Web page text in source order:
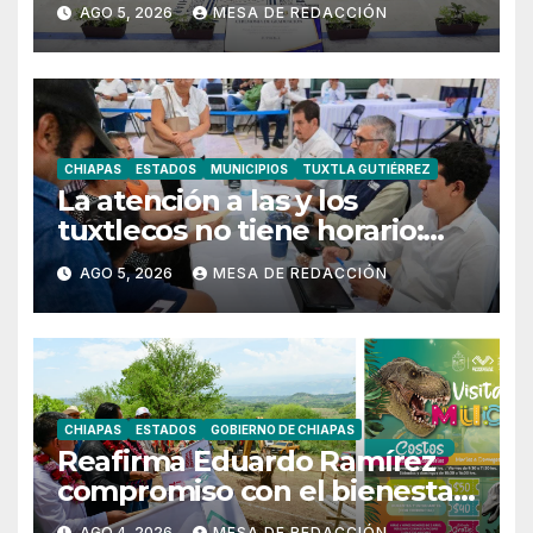
AGO 5, 2026 MESA DE REDACCIÓN
CHIAPAS ESTADOS MUNICIPIOS TUXTLA GUTIÉRREZ
La atención a las y los
tuxtlecos no tiene horario:
Angel Torres
AGO 5, 2026 MESA DE REDACCIÓN
CHIAPAS ESTADOS GOBIERNO DE CHIAPAS
Reafirma Eduardo Ramírez
compromiso con el bienestar
y la prosperidad de Chiapilla y